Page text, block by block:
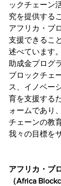
ックチェーン
究を提供する
アフリカ・ブ
支援できるこ
述べています
助成金プログ
ブロックチェ
ス、イノベー
育を支援する
ォームであり
チェーンの教
我々の目標を
アフリカ・ブ
（Africa